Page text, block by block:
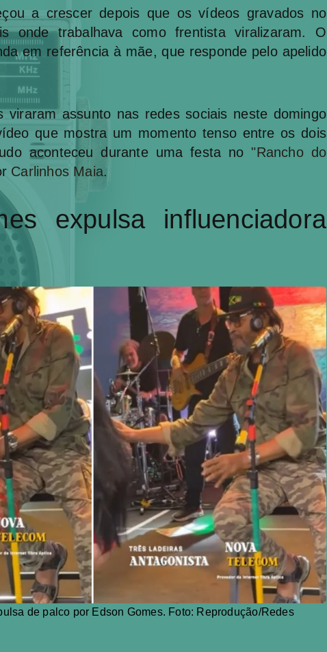
a crescer depois que os vídeos gravados no
onde trabalhava como frentista viralizaram. O
em referência à mãe, que responde pelo apelido
viraram assunto nas redes sociais neste domingo
que mostra um momento tenso entre os dois
aconteceu durante uma festa no "Rancho do
Carlinhos Maia.
expulsa influenciadora
de palco por Edson Gomes. Foto: Reprodução/Redes